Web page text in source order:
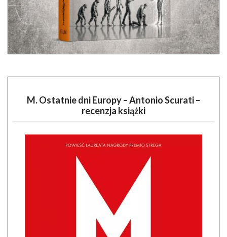
M. Ostatnie dni Europy – Antonio Scurati –
recenzja książki